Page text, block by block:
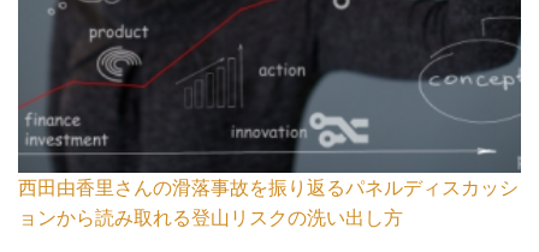
西田由香里さんの滑落事故を振り返るパネルディスカッシ
ョンから読み取れる登山リスクの洗い出し方